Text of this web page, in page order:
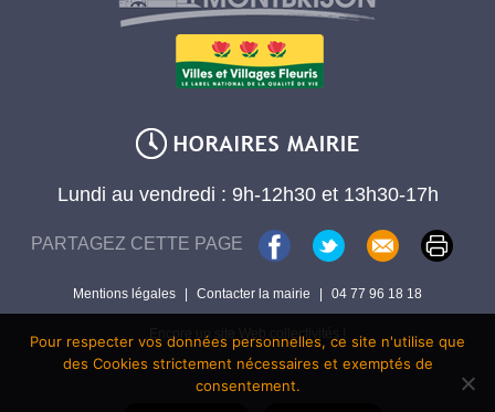
Lundi au vendredi : 9h-12h30 et 13h30-17h
PARTAGEZ CETTE PAGE
Mentions légales | Contacter la mairie | 04 77 96 18 18
Encore un site Web collectivités !
Pour respecter vos données personnelles, ce site n'utilise que
des Cookies strictement nécessaires et exemptés de
consentement.